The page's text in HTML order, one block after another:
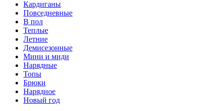
Кардиганы
Повседневные
В пол
Теплые
Летние
Демисезонные
Мини и миди
Нарядные
Топы
Брюки
Нарядное
Новый год